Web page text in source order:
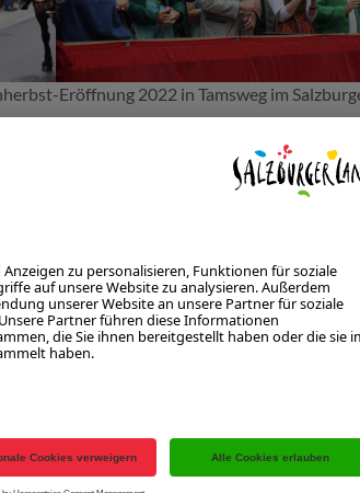
Eröffnung 2022 in Tamsweg im
IN DER STIEGL
Medientermin in der Stiegl
Claudia Entleitner und Michael
Bauernherbst: Highlight für die Medien
verlassen darf).
bis zur SalzburgMilch waren mit dabei.